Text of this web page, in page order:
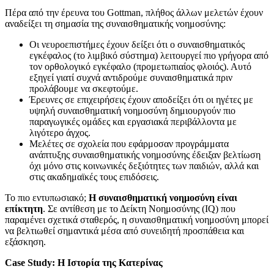
Πέρα από την έρευνα του Gottman, πλήθος άλλων μελετών έχουν
αναδείξει τη σημασία της συναισθηματικής νοημοσύνης:
Οι νευροεπιστήμες έχουν δείξει ότι ο συναισθηματικός
εγκέφαλος (το λιμβικό σύστημα) λειτουργεί πιο γρήγορα από
τον ορθολογικό εγκέφαλο (προμετωπιαίος φλοιός). Αυτό
εξηγεί γιατί συχνά αντιδρούμε συναισθηματικά πριν
προλάβουμε να σκεφτούμε.
Έρευνες σε επιχειρήσεις έχουν αποδείξει ότι οι ηγέτες με
υψηλή συναισθηματική νοημοσύνη δημιουργούν πιο
παραγωγικές ομάδες και εργασιακά περιβάλλοντα με
λιγότερο άγχος.
Μελέτες σε σχολεία που εφάρμοσαν προγράμματα
ανάπτυξης συναισθηματικής νοημοσύνης έδειξαν βελτίωση
όχι μόνο στις κοινωνικές δεξιότητες των παιδιών, αλλά και
στις ακαδημαϊκές τους επιδόσεις.
Το πιο εντυπωσιακό; Η συναισθηματική νοημοσύνη είναι
επίκτητη. Σε αντίθεση με το Δείκτη Νοημοσύνης (IQ) που
παραμένει σχετικά σταθερός, η συναισθηματική νοημοσύνη μπορεί
να βελτιωθεί σημαντικά μέσα από συνειδητή προσπάθεια και
εξάσκηση.
Case Study: Η Ιστορία της Κατερίνας